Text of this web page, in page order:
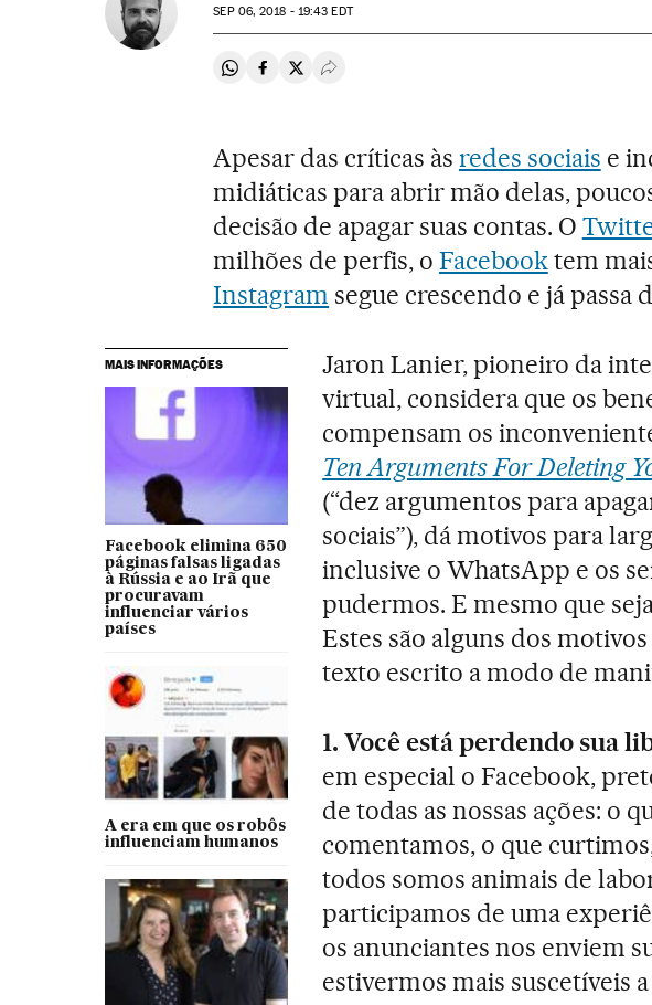
SEP06, 2018 - 19:43 EDT
Compartir en Whatsapp
Compartir en Facebook
Compartir en Twitter
Desplegar Redes Sociales
Apesar das críticas às redes sociais e
midiáticas para abrir mão delas,
decisão de apagar suas contas. O
milhões de perfis, o Facebooktem
Instagram segue crescendo e já passa
MAIS INFORMAÇÕES
Facebook elimina 650
páginas falsas ligadas
à Rússia e ao Irã que
procuravam
influenciar vários
países
A era em que os robôs
influenciam humanos
Jaron Lanier, pioneiro da
virtual, considera que os
compensam os
Ten Arguments For Deleting
(“dez argumentos para
sociais”), dá motivos para
inclusive o WhatsApp e os
pudermos. E mesmo que
Estes são alguns dos
texto escrito a modo de
1. Você está perdendo sua
em especial o Facebook,
de todas as nossas ações: o
comentamos, o que
todos somos animais de
participamos de uma
os anunciantes nos enviem
estivermos mais suscetíveis a